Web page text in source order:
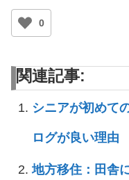
0
関連記事:
シニアが初めて
ログが良い理由
地方移住：田舎